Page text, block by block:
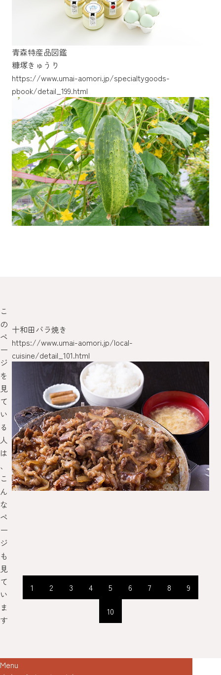
青森特産品図鑑
糠塚きゅうり
https://www.umai-aomori.jp/specialtygoods-
pbook/detail_199.html
https://www.umai-aomori.jp/specialtygoods-
pbook/asunaro-ran
https://www.umai-aomori.jp/specialtygoods-
pbook/nanbu-futonegi
こ
の
ペ
ー
ジ
を
見
て
い
る
人
は
、
こ
ん
な
ペ
ー
ジ
も
見
て
い
ま
す
十和田バラ焼き
https://www.umai-aomori.jp/local-
cuisine/detail_101.html
1 2 3 4 5 6 7 8
9
10
Menu